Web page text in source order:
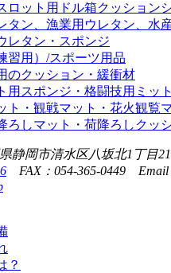
ロット用ドル箱クッション
タン、漁業用ウレタン、水
レタン・スポンジ
習用）/スポーツ用品
のクッション・緩衝材
用スポンジ・格闘技用ミッ
ト・観戦マット・花火観覧
ろしマット・荷降ろしクッ
静岡市清水区八坂北1丁目
FAX：054-365-0449 Email
？